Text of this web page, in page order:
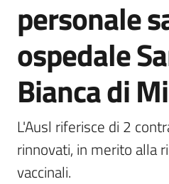
Servizi
Documenti
e
personale
ospedale
Bianca di
L'Ausl riferisce di 2
rinnovati, in merito alla
vaccinali.